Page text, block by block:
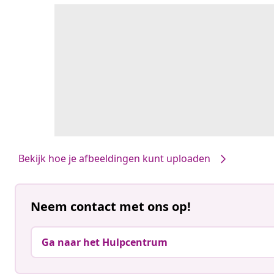
Bekijk hoe je afbeeldingen kunt uploaden
Neem contact met ons op!
Ga naar het Hulpcentrum